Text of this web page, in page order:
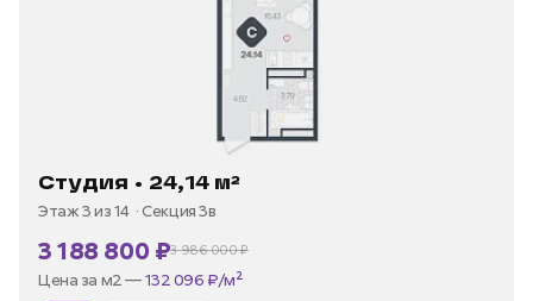
Студия • 24,14 м²
Этаж 3 из 14 Секция 3в
3 188 800 ₽3 986 000 ₽
В ипотеку —от 15 295 ₽/мес